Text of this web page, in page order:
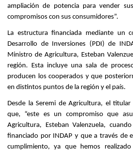
ampliación de potencia para vender
compromisos con sus consumidores”.
La estructura financiada mediante un
Desarrollo de Inversiones (PDI) de
Ministro de Agricultura, Esteban
región. Esta incluye una sala de
producen los cooperados y que
en distintos puntos de la región y el país.
Desde la Seremi de Agricultura, el
que, “este es un compromiso que
Agricultura, Esteban Valenzuela,
financiado por INDAP y que a través de
cumplimiento, ya que hemos